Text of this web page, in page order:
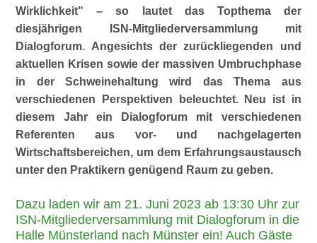
Wirklichkeit
– so lautet das Topthema der
diesjährigen ISN-Mitgliederversammlung mit
Dialogforum. Angesichts der zurückliegenden und
aktuellen Krisen sowie der massiven Umbruchphase
in der Schweinehaltung wird das Thema aus
verschiedenen Perspektiven beleuchtet. Neu ist in
diesem Jahr ein Dialogforum mit verschiedenen
Referenten aus vor- und nachgelagerten
Wirtschaftsbereichen, um dem Erfahrungsaustausch
unter den Praktikern genügend Raum zu geben.
Dazu laden wir am 21. Juni 2023 ab 13:30 Uhr zur
ISN-Mitgliederversammlung mit Dialogforum in die
Halle Münsterland nach Münster ein! Auch Gäste